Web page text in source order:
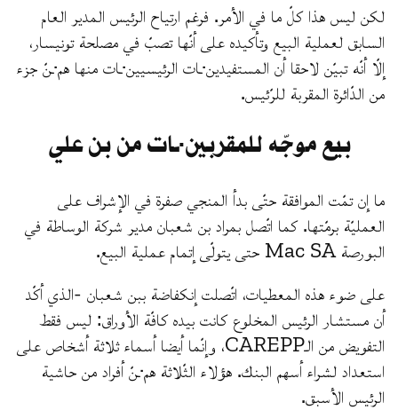
لكن ليس هذا كلّ ما في الأمر. فرغم ارتياح الرئيس المدير العام
السابق لعملية البيع وتأكيده على أنّها تصبّ في مصلحة تونيسار،
إلّا أنّه تبيّن لاحقا أن المستفيدين·ـات الرئيسيين·ـات منها هم·ـنّ جزء
من الدّائرة المقربة للرّئيس.
بيع موجّه للمقربين·ـات من بن علي
ما إن تمّت الموافقة حتّى بدأ المنجي صفرة في الإشراف على
العمليّة برمّتها. كما اتّصل بمراد بن شعبان مدير شركة الوساطة في
البورصة Mac SA حتى يتولّى إتمام عملية البيع.
على ضوء هذه المعطيات، اتّصلت إنكفاضة ببن شعبان -الذي أكّد
أن مستشار الرئيس المخلوع كانت بيده كافّة الأوراق: ليس فقط
التفويض من الـCAREPP، وإنّما أيضا أسماء ثلاثة أشخاص على
استعداد لشراء أسهم البنك. هؤلاء الثّلاثة هم·ـنّ أفراد من حاشية
الرئيس الأسبق.